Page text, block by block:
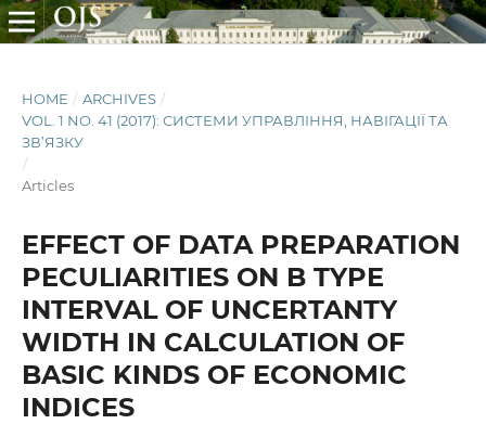
HOME / ARCHIVES /
VOL. 1 NO. 41 (2017): СИСТЕМИ УПРАВЛІННЯ, НАВІГАЦІЇ ТА
ЗВ’ЯЗКУ
/
Articles
EFFECT OF DATA PREPARATION
PECULIARITIES ON B TYPE
INTERVAL OF UNCERTANTY
WIDTH IN CALCULATION OF
BASIC KINDS OF ECONOMIC
INDICES